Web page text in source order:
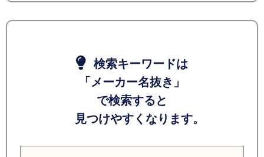
検索キーワードは
「メーカー名抜き」
で検索すると
見つけやすくなります。